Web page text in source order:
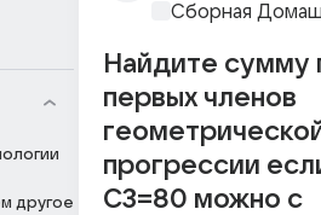
другое
Сборная
Найдите сумму
первых членов
прогрессии
С3=80 можно с